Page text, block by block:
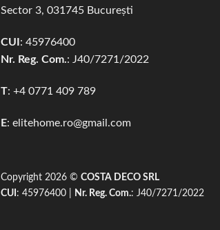
Sector 3, 031745 București
CUI : 45976400
Nr. Reg. Com.: J40/7271/2022
T: +4 0771 409 789
E: elitehome.ro@gmail.com
Copyright 2026 © COSTA DECO SRL
CUI : 45976400 | Nr. Reg. Com.: J40/7271/2022